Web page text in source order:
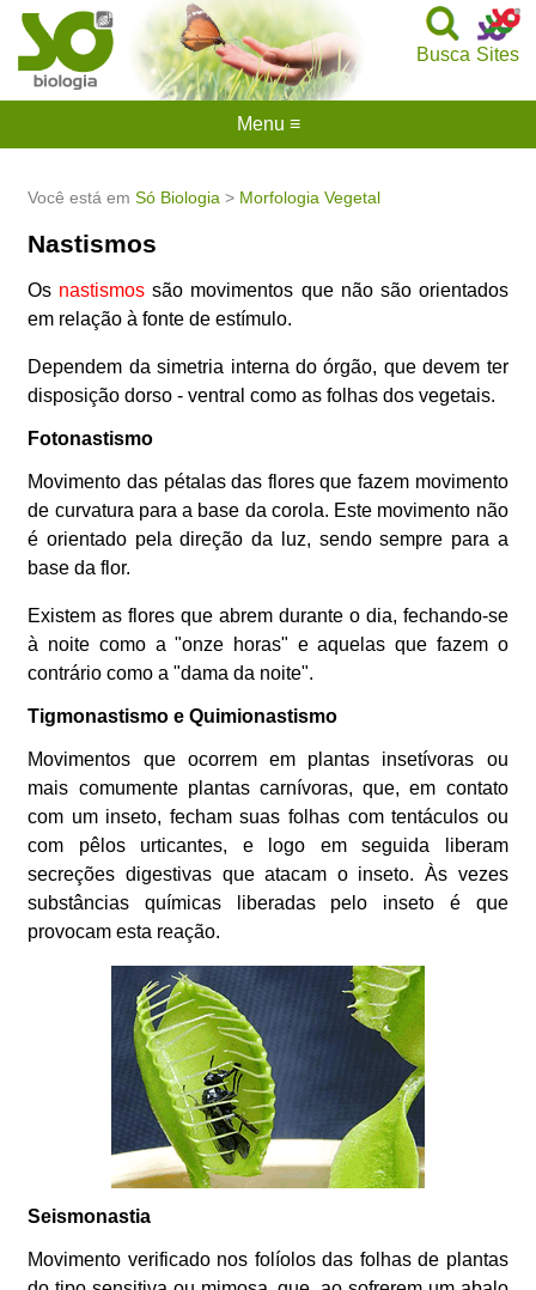
Sites
Busca
Você está emSó Biologia > Morfologia Vegetal
Nastismos
Os nastismossão movimentos que não são orientados
em relação à fonte de estímulo.
Dependem da simetria interna do órgão, que devem ter
disposição dorso - ventral como as folhas dos vegetais.
Fotonastismo
Movimento das pétalas das flores que fazem movimento
de curvatura para a base da corola. Este movimento não
é orientado pela direção da luz, sendo sempre para a
base da flor.
Existem as flores que abrem durante o dia, fechando-se
à noite como a "onze horas" e aquelas que fazem o
contrário como a "dama da noite".
Tigmonastismo e Quimionastismo
Movimentos que ocorrem em plantas insetívoras ou
mais comumente plantas carnívoras, que, em contato
com um inseto, fecham suas folhas com tentáculos ou
com pêlos urticantes, e logo em seguida liberam
secreções digestivas que atacam o inseto. Às vezes
substâncias químicas liberadas pelo inseto é que
provocam esta reação.
Seismonastia
Movimento verificado nos folíolos das folhas de plantas